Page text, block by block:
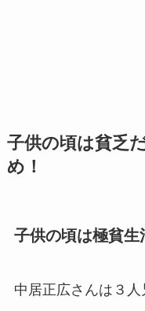
子供の頃は貧乏
め！
子供の頃は極貧生
中居正広さんは３人